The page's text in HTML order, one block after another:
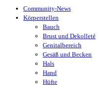
Community-News
Körperstellen
Bauch
Brust und Dekolleté
Genitalbereich
Gesäß und Becken
Hals
Hand
Hüfte